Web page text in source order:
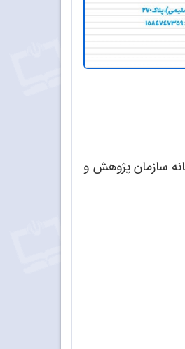
آذرفر ـ ساختمان شماره ۴ وزارت آموزش و پرورش (شهید سلیمی) ـ پلاک ۲۷۰ ـ دبیرخانه سازمان پژوهش و